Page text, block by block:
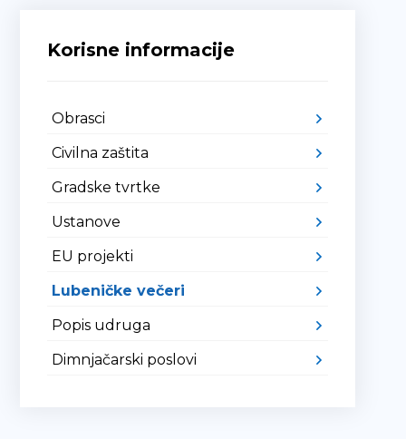
Korisne informacije
Obrasci
Civilna zaštita
Gradske tvrtke
Ustanove
EU projekti
Lubeničke večeri
Popis udruga
Dimnjačarski poslovi